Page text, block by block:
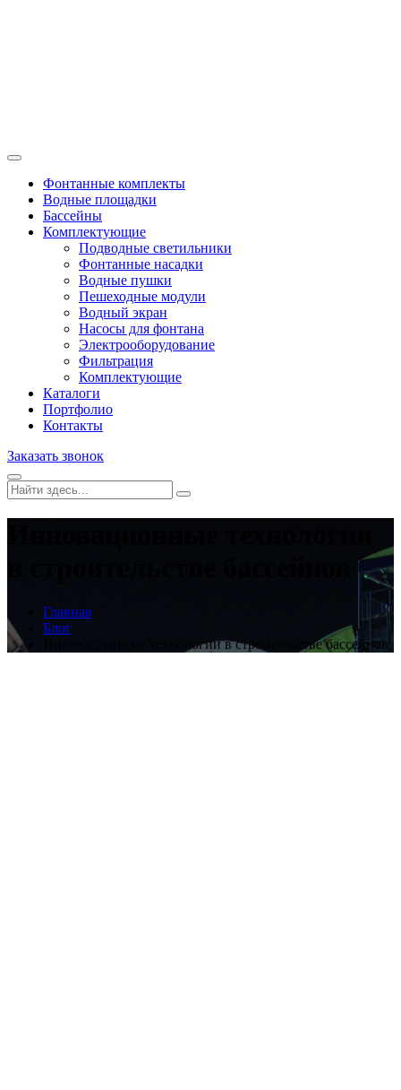
Фонтанные комплекты
Водные площадки
Бассейны
Комплектующие
Подводные светильники
Фонтанные насадки
Водные пушки
Пешеходные модули
Водный экран
Насосы для фонтана
Электрооборудование
Фильтрация
Комплектующие
Каталоги
Портфолио
Контакты
Заказать звонок
Главная
Блог
Инновационные технологии в строительстве бассейнов